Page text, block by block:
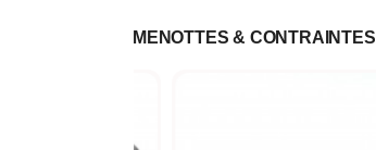
MENOTTES & CONTRAINTES